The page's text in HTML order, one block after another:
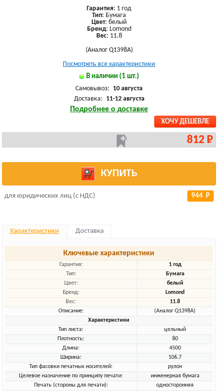
Гарантия: 1 год
Тип: Бумага
Цвет: белый
Бренд: Lomond
Вес: 11.8
(Аналог Q1398A)
Посмотреть все характеристики
В наличии (1 шт.)
Самовывоз: 10 августа
Доставка: 11-12 августа
Подробнее о доставке
ХОЧУ ДЕШЕВЛЕ
812 Р
КУПИТЬ
для юридических лиц (с НДС) 944 Р
Характеристики Доставка
Ключевые характеристики
Гарантия:
1 год
Тип:
Бумага
Цвет:
белый
Бренд:
Lomond
Вес:
11.8
Описание:
(Аналог Q1398A)
Характеристики
Тип листа:
цельный
Плотность:
80
Длина:
4500
Ширина:
106.7
Тип фасовки печатных носителей:
рулон
Целевое назначение по принципу печати:
инженерная бумага
Печать (стороны для печати):
односторонняя